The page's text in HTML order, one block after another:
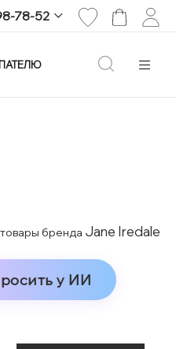
78-52
78-52
бренда Jane Iredale
у ИИ